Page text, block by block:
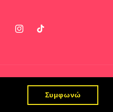
Συμφωνώ
InstagramTikTok